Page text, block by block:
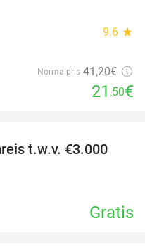
9.6 star
Normalpris 41,20€
21 ,50€
t.w.v. €3.000
Gratis